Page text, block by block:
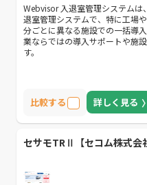
Webvisor 入退室管理システムは
退室管理システムで、特に工場
分ごとに異なる施設での一括導
業ならではの導入サポートや施
す。
比較する 詳しく見る
セサモTRⅡ【セコム株式会